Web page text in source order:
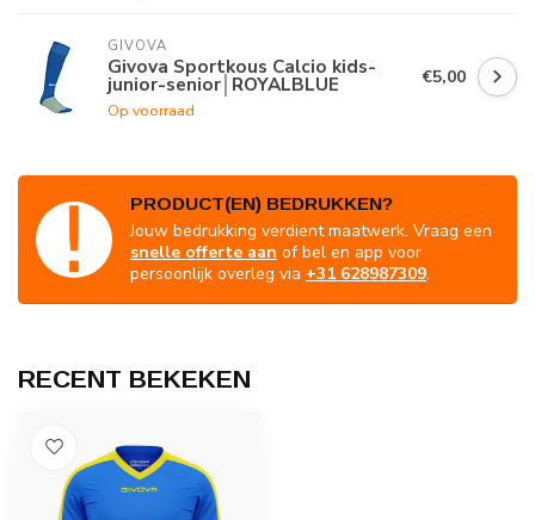
GIVOVA
Givova Sportkous Calcio kids-
junior-senior│ROYALBLUE
Op voorraad
€5,00
PRODUCT(EN) BEDRUKKEN?
Jouw bedrukking verdient maatwerk. Vraag een
snelle offerte aan of bel en app voor
persoonlijk overleg via +31 628987309.
RECENT BEKEKEN